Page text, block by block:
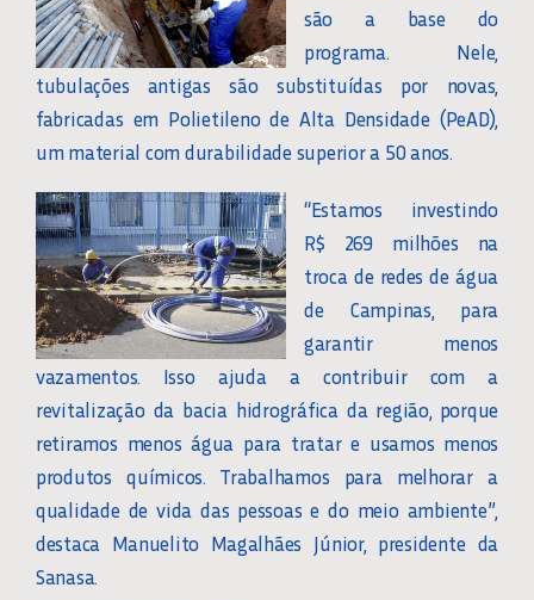
são a base do
programa. Nele,
tubulações antigas são substituídas por novas,
fabricadas em Polietileno de Alta Densidade (PeAD),
um material com durabilidade superior a 50 anos.
“Estamos investindo
R$ 269 milhões na
troca de redes de água
de Campinas, para
garantir menos
vazamentos. Isso ajuda a contribuir com a
revitalização da bacia hidrográfica da região, porque
retiramos menos água para tratar e usamos menos
produtos químicos. Trabalhamos para melhorar a
qualidade de vida das pessoas e do meio ambiente”,
destaca Manuelito Magalhães Júnior, presidente da
Sanasa.